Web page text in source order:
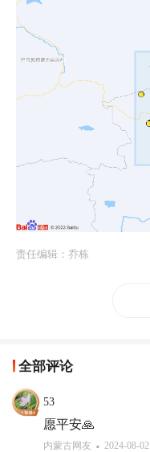
责任编辑： 乔栋
全部评论
53
愿平安🙏
内蒙古网友 2024-08-02